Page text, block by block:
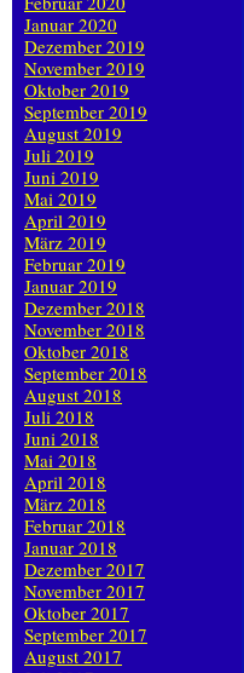
Januar 2020
Dezember 2019
November 2019
Oktober 2019
September 2019
August 2019
Juli 2019
Juni 2019
Mai 2019
April 2019
März 2019
Februar 2019
Januar 2019
Dezember 2018
November 2018
Oktober 2018
September 2018
August 2018
Juli 2018
Juni 2018
Mai 2018
April 2018
März 2018
Februar 2018
Januar 2018
Dezember 2017
November 2017
Oktober 2017
September 2017
August 2017